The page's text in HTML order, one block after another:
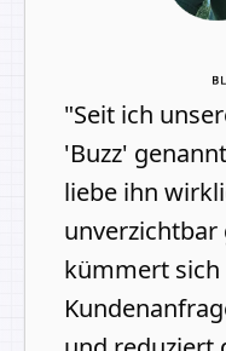
"Seit ich
'Buzz'
liebe ihn
unverzichtbar
kümmert sich